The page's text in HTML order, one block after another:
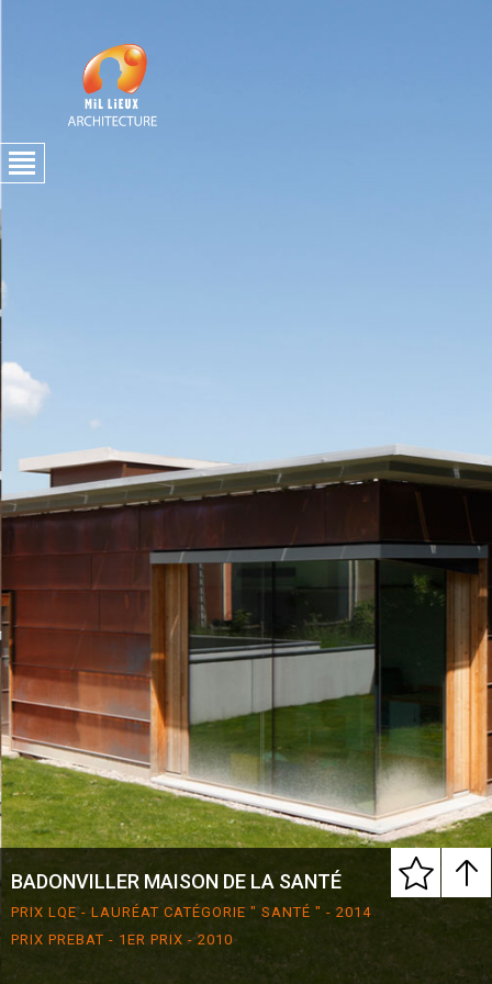
BADONVILLER MAISON DE LA SANTÉ
PRIX LQE - LAURÉAT CATÉGORIE " SANTÉ " - 2014
PRIX PREBAT - 1ER PRIX - 2010